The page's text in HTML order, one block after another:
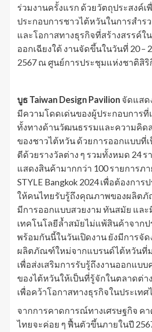
ร่วมงานครั้งแรก ด้วยวัตถุประสงค์เ
ประกอบการชาวไต้หวันในการสำร
และโอกาสทางธุรกิจที่สร้างสรรค์ใ
ออกเฉียงใต้ งานจัดขึ้นในวันที่ 20 –
2567 ณ ศูนย์การประชุมแห่งชาติสิริ
บูธ Taiwan Design Pavilion จัดแส
มีความโดดเด่นของผู้ประกอบการที่
ทั้งทางด้านวัฒนธรรมและความคิด
ของชาวไต้หวัน ด้วยการออกแบบที่เ
ตีด้วยรางวัลต่าง ๆ รวมทั้งหมด 24 ร
แสดงสินค้ามากกว่า 100 รายการภ
STYLE Bangkok 2024 เพื่อต้องกา
ให้คนไทยรับรู้ถึงคุณภาพของผลิต
มีการออกแบบสวยงาม ทันสมัย แล
เทคโนโลยีล้ำสมัยไม่แพ้สินค้าจากป
พร้อมกันนี้ในวันเปิดงาน ยังมีการจัด
ผลิตภัณฑ์ใหม่จากแบรนด์ไต้หวันที่
เพื่อส่งเสริมการรับรู้ถึงงานออกแบ
ของไต้หวันให้เป็นที่รู้จักในตลาดต่า
เพื่อคว้าโอกาสทางธุรกิจในประเทศ
จากการคาดการณ์ทางเศรษฐกิจ คา
ไทยจะค่อย ๆ ฟื้นตัวขึ้นภายในปี